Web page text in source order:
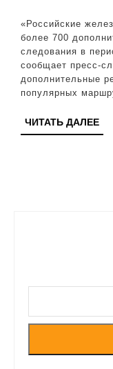
«Российские
более 700
следования в
сообщает пресс-
дополнительные
популярных
ЧИТАТЬ ДАЛЕЕ